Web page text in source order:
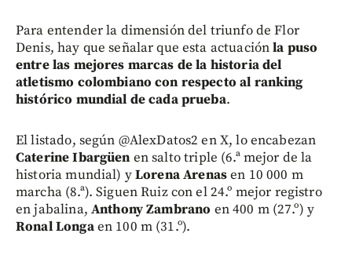
Para entender la dimensión del triunfo de Flor
Denis, hay que señalar que esta actuaciónla puso
entre las mejores marcas de la historia del
atletismo colombiano con respecto al ranking
histórico mundial de cada prueba.
El listado, según @AlexDatos2 en X, lo encabezan
Caterine Ibargüen en salto triple (6.ª mejor de la
historia mundial) yLorena Arenasen 10 000 m
marcha (8.ª). Siguen Ruiz con el 24.º mejor registro
en jabalina, Anthony Zambrano en 400 m (27.º) y
Ronal Longaen 100 m (31.º).